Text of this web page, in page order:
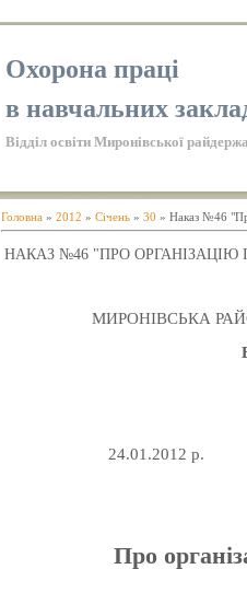
Охорона праці
в навчальних
Відділ освіти Миронівської
Головна » 2012 » Січень » 30 » Наказ №46
НАКАЗ №46 "ПРО
МИРОНІВСЬКА
24.01.2012 р.
Про